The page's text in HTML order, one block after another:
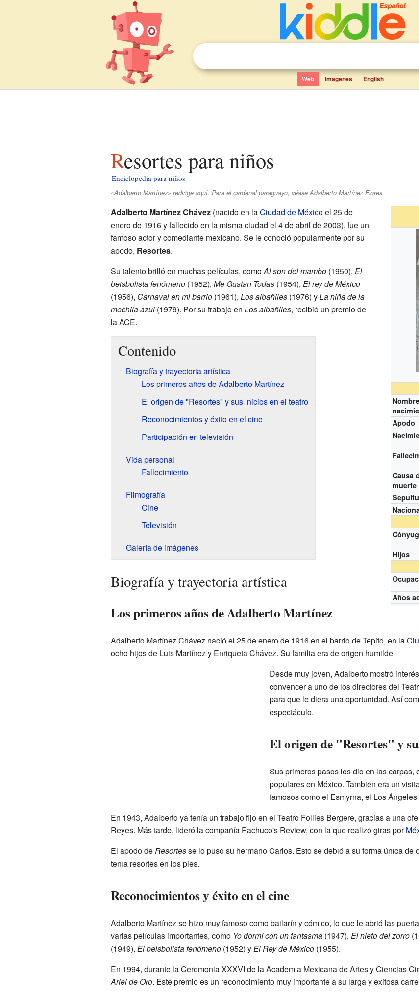
Web Imágenes English
Resortes para niños
Enciclopedia para niños
«Adalberto Martínez» redirige aquí. Para el cardenal paraguayo, véase Adalberto Martínez Flores.
Apodo
Causa
muerte
Hijos
Años
Adalberto Martínez Chávez(nacido en laCiudad de Méxicoel 25 de
enero de 1916 y fallecido en la misma ciudad el 4 de abril de 2003), fue un
famoso actor y comediante mexicano. Se le conoció popularmente por su
apodo, Resortes.
Su talento brilló en muchas películas, comoAl son del mambo(1950), El
beisbolista fenómeno(1952), Me Gustan Todas(1954), El rey de México
(1956), Carnaval en mi barrio(1961), Los albañiles(1976) yLa niña de la
mochila azul(1979). Por su trabajo en Los albañiles, recibió un premio de
la ACE.
Contenido
Biografía y trayectoria artística
Los primeros años de Adalberto Martínez
El origen de "Resortes" y sus inicios en el teatro
Reconocimientos y éxito en el cine
Participación en televisión
Vida personal
Fallecimiento
Filmografía
Cine
Televisión
Galería de imágenes
Biografía y trayectoria artística
Los primeros años de Adalberto Martínez
Adalberto Martínez Chávez nació el 25 de enero de 1916 en el barrio de Tepito, en la
ocho hijos de Luis Martínez y Enriqueta Chávez. Su familia era de origen humilde.
Desde muy joven, Adalberto mostró
convencer a uno de los directores del
para que le diera una oportunidad. Así
espectáculo.
El origen de "Resortes" y
Sus primeros pasos los dio en las carpas,
populares en México. También era un
famosos como el Esmyrna, el Los
En 1943, Adalberto ya tenía un trabajo fijo en el Teatro Follies Bergere, gracias a una
Reyes. Más tarde, lideró la compañía Pachuco's Review, con la que realizó giras por
El apodo deResortesse lo puso su hermano Carlos. Esto se debió a su forma única de
tenía resortes en los pies.
Reconocimientos y éxito en el cine
Adalberto Martínez se hizo muy famoso como bailarín y cómico, lo que le abrió las
varias películas importantes, como Yo dormí con un fantasma(1947), El nieto del zorro
(1949), El beisbolista fenómeno(1952) yEl Rey de México(1955).
En 1994, durante la Ceremonia XXXVI de la Academia Mexicana de Artes y Ciencias
Ariel de Oro. Este premio es un reconocimiento muy importante a su larga y exitosa